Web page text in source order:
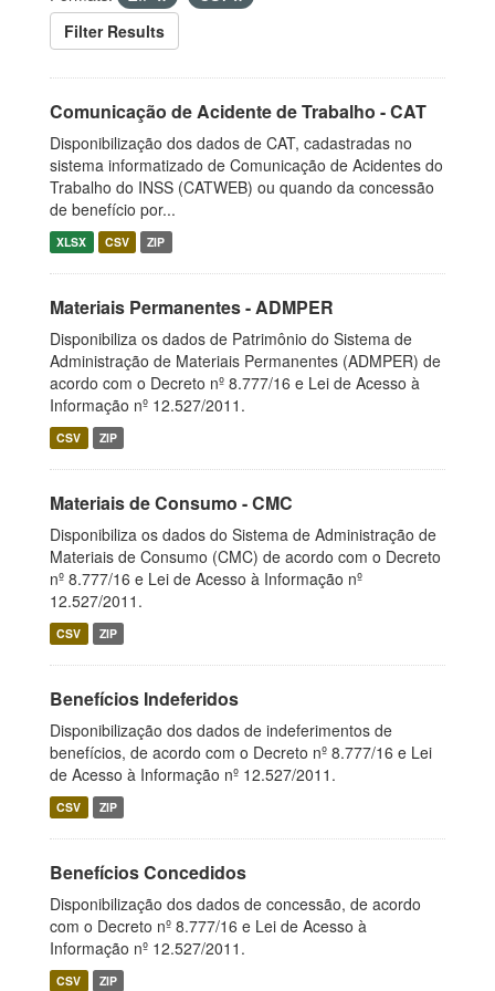
Filter Results
Comunicação de Acidente de Trabalho - CAT
Disponibilização dos dados de CAT, cadastradas no
sistema informatizado de Comunicação de Acidentes do
Trabalho do INSS (CATWEB) ou quando da concessão
de benefício por...
XLSX CSV ZIP
Materiais Permanentes - ADMPER
Disponibiliza os dados de Patrimônio do Sistema de
Administração de Materiais Permanentes (ADMPER) de
acordo com o Decreto nº 8.777/16 e Lei de Acesso à
Informação nº 12.527/2011.
CSV ZIP
Materiais de Consumo - CMC
Disponibiliza os dados do Sistema de Administração de
Materiais de Consumo (CMC) de acordo com o Decreto
nº 8.777/16 e Lei de Acesso à Informação nº
12.527/2011.
CSV ZIP
Benefícios Indeferidos
Disponibilização dos dados de indeferimentos de
benefícios, de acordo com o Decreto nº 8.777/16 e Lei
de Acesso à Informação nº 12.527/2011.
CSV ZIP
Benefícios Concedidos
Disponibilização dos dados de concessão, de acordo
com o Decreto nº 8.777/16 e Lei de Acesso à
Informação nº 12.527/2011.
CSV ZIP